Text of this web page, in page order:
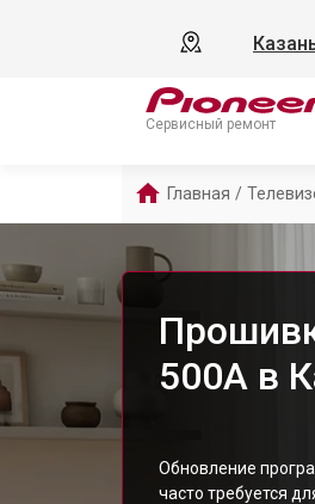
Сервисный ремонт
Главная /
500A в
Обновление
часто требуется